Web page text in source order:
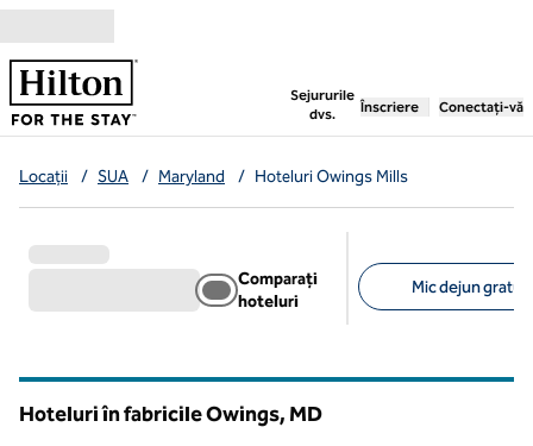
Salt la conținut
Sejururile
dvs.
, deschide o filă nouă
Înscriere Conectați-vă
Locații / SUA / Maryland / Hoteluri Owings Mills
Comparați
hoteluri
Mic dejun
Hoteluri în fabricile Owings, MD